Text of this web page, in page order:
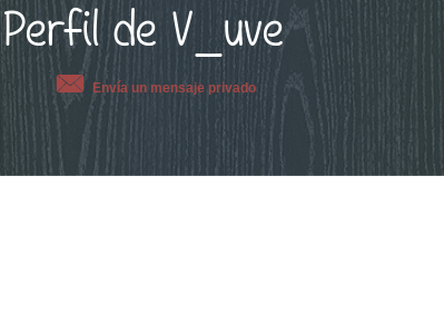
Perfil de V_uve
Envía un mensaje privado